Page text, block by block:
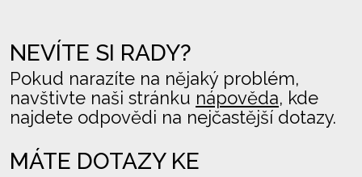
NEVÍTE SI RADY?
Pokud narazíte na nějaký problém,
navštivte naši stránku nápověda, kde
najdete odpovědi na nejčastější dotazy.
MÁTE DOTAZY KE